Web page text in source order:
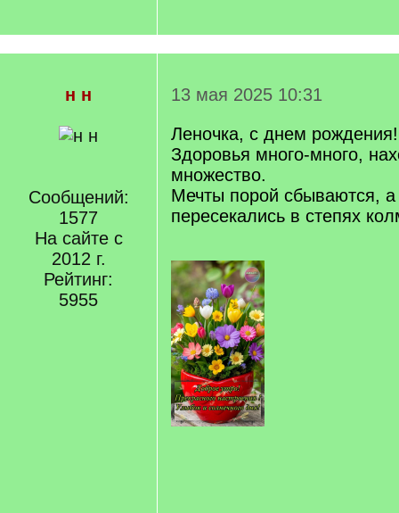
н н
Сообщений:
1577
На сайте с
2012 г.
Рейтинг:
5955
13 мая 2025 10:31
Леночка, с днем
Здоровья много-много,
множество.
Мечты порой сбываются, а
пересекались в степях